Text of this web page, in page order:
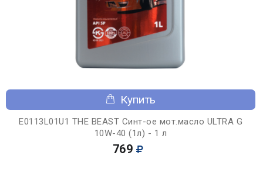
Купить
E0113L01U1 THE BEAST Синт-ое мот.масло ULTRA G
10W-40 (1л) - 1 л
769